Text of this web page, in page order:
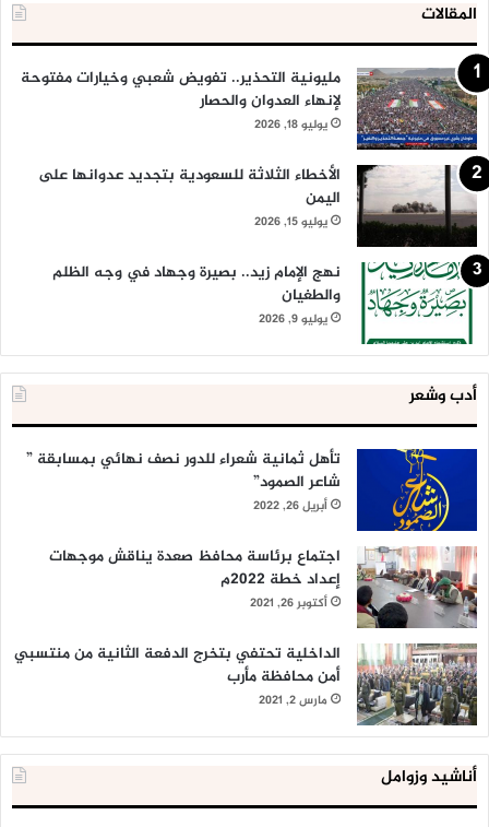
المقالات
مليونية التحذير.. تفويض شعبي وخيارات مفتوحة
لإنهاء العدوان والحصار
يوليو 18, 2026
الأخطاء الثلاثة للسعودية بتجديد عدوانها على
اليمن
يوليو 15, 2026
نهج الإمام زيد.. بصيرة وجهاد في وجه الظلم
والطغيان
يوليو 9, 2026
أدب وشعر
تأهل ثمانية شعراء للدور نصف نهائي بمسابقة ”
شاعر الصمود”
أبريل 26, 2022
اجتماع برئاسة محافظ صعدة يناقش موجهات
إعداد خطة 2022م
أكتوبر 26, 2021
الداخلية تحتفي بتخرج الدفعة الثانية من منتسبي
أمن محافظة مأرب
مارس 2, 2021
أناشيد وزوامل